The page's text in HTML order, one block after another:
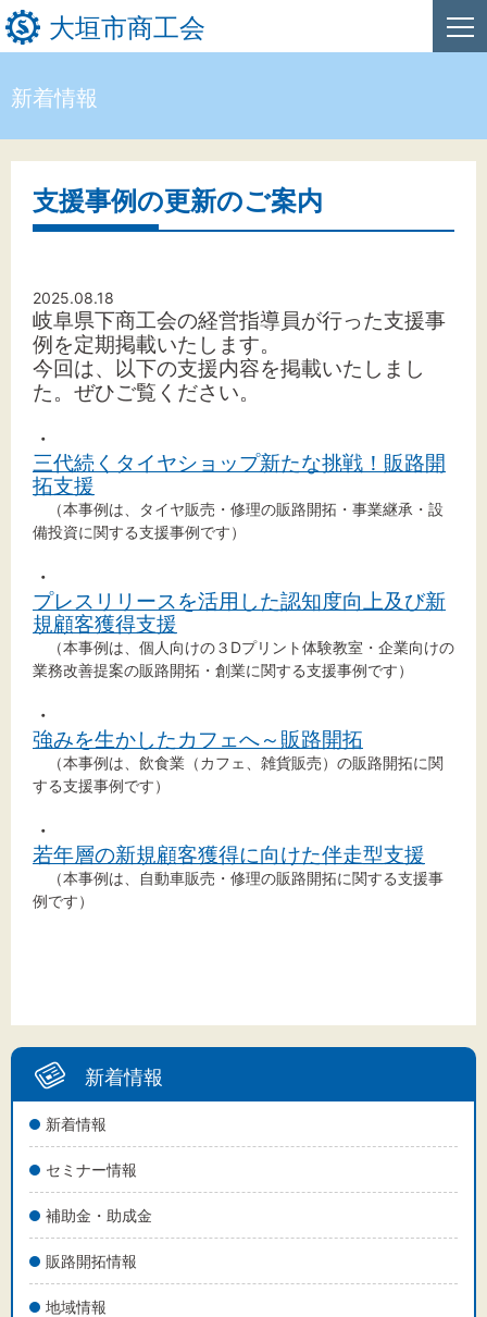
大垣市商工会
事業者・創業者の方へ
大垣市商工会について
黒 白 黄
新着情報
新着情報
新着情報
セミナー情報
補助金・助成金
販路開拓情報
地域情報
支援事例の更新のご案内
2025.08.18
岐阜県下商工会の経営指導員が行った支援事
例を定期掲載いたします。
今回は、以下の支援内容を掲載いたしまし
た。 ぜひご覧ください。
・
三代続くタイヤショップ新たな挑戦！販路開
拓支援
（本事例は、タイヤ販売・修理の販路開拓・事業継承・設
備投資に関する支援事例です）
・
プレスリリースを活用した認知度向上及び新
規顧客獲得支援
（本事例は、個人向けの３Dプリント体験教室・企業向けの
業務改善提案の販路開拓・創業に関する支援事例です）
・
強みを生かしたカフェへ～販路開拓
（本事例は、飲食業（カフェ、雑貨販売）の販路開拓に関
する支援事例です）
・
若年層の新規顧客獲得に向けた伴走型支援
（本事例は、自動車販売・修理の販路開拓に関する支援事
例です）